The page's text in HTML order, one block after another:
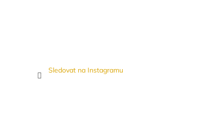
Sledovat na Instagramu